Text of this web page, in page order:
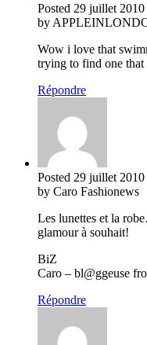
Posted 29 juillet 2010
by
Wow i love that
trying to find one
Répondre
Posted 29 juillet 2010
by Caro Fashionews
Les lunettes et la
glamour à souhait!
BiZ
Caro – bl@ggeuse
Répondre